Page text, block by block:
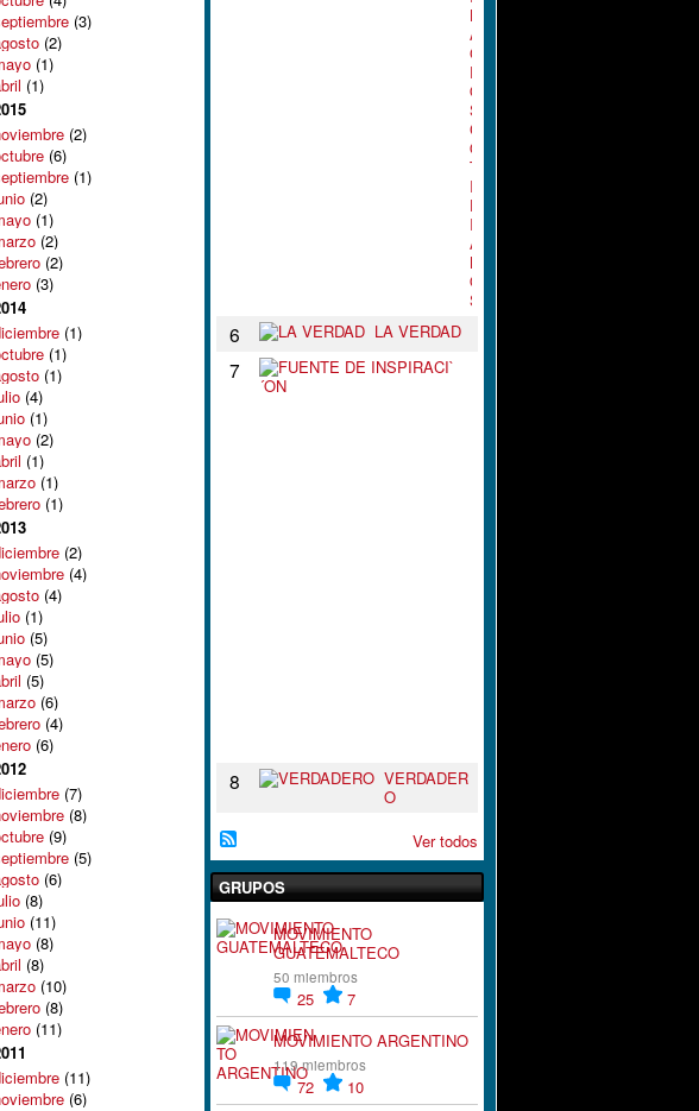
(3)
(2)
(1)
(1)
(2)
(6)
(1)
(2)
(1)
(2)
(2)
(3)
(1)
(1)
(1)
(4)
(1)
(2)
(1)
(1)
(1)
(2)
(4)
(4)
(1)
(5)
(5)
(5)
(6)
(4)
(6)
(7)
(8)
(9)
(5)
(6)
(8)
(11)
(8)
(8)
(10)
(8)
(11)
(11)
(6)
L
A
G
R
O
S
C
O
T
I
D
I
A
N
O
6 LA VERDAD
7
8
VERDADER
O
Ver todos
GRUPOS
MOVIMIENTO
GUATEMALTECO
50 miembros
25
7
MOVIMIENTO ARGENTINO
119 miembros
72
10